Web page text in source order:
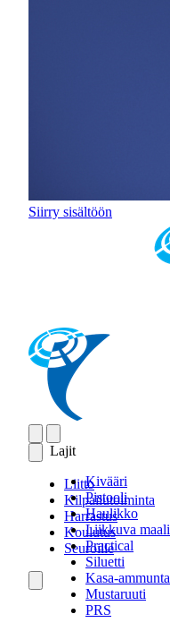
Siirry sisältöön
Lajit
Kivääri
Pistooli
Haulikko
Liikkuva maali
Practical
Siluetti
Kasa-ammunta
Mustaruuti
PRS
Liitto
Kilpailutoiminta
Harrastus
Koulutus
Seuroille